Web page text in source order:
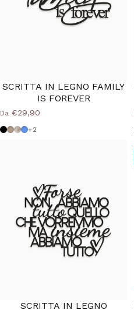
SCRITTA IN LEGNO FAMILY
IS FOREVER
Da €29,90
Nero
Tortora
Shabby
Azzurro Polvere
+2
SCRITTA IN LEGNO